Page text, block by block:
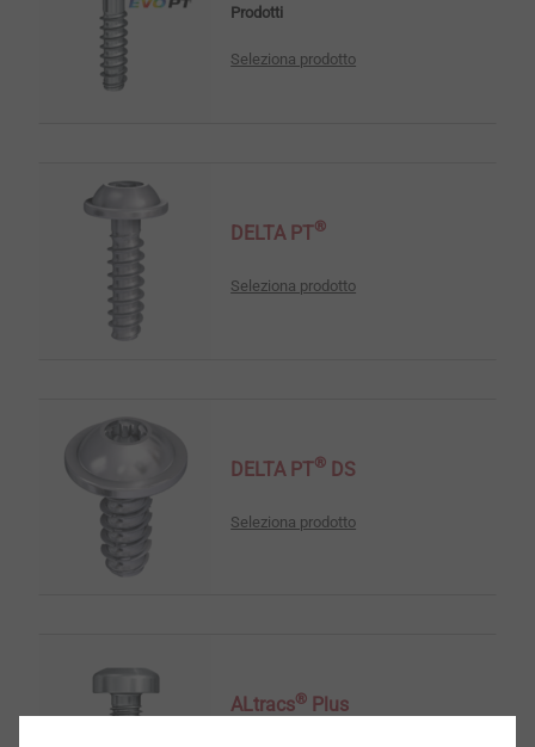
Prodotti
Seleziona prodotto
DELTA PT®
Seleziona prodotto
DELTA PT® DS
Seleziona prodotto
ALtracs® Plus